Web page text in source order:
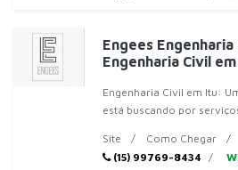
Engees
Engenharia Civil
Engenharia Civil em Itu:
está buscando por
Site Como Chegar
(15) 99769-8434